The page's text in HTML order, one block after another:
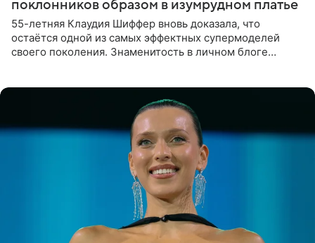
поклонников образом в изумрудном платье
55-летняя Клаудия Шиффер вновь доказала, что
остаётся одной из самых эффектных супермоделей
своего поколения. Знаменитость в личном блоге